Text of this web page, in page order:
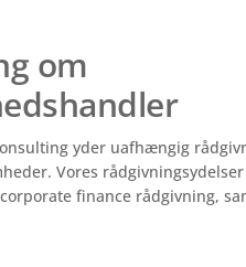
om
yder uafhængig
Vores
finance rådgivning,